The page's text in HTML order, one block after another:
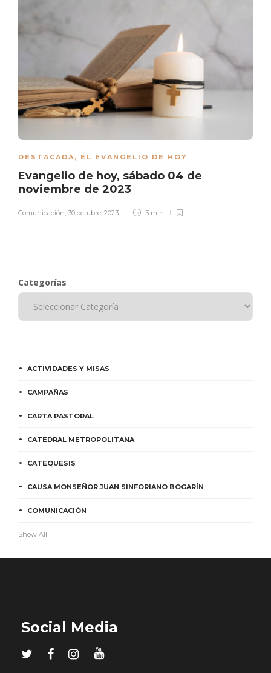
DESTACADA, EL EVANGELIO DE HOY
Evangelio de hoy, sábado 04 de
noviembre de 2023
Comunicación, 30 octubre, 2023 3 min
Categorías
ACTIVIDADES Y MISAS
CAMPAÑAS
CARTA PASTORAL
CATEDRAL METROPOLITANA
CATEQUESIS
CAUSA MONSEÑOR JUAN SINFORIANO BOGARÍN
COMUNICACIÓN
Show All
Social Media